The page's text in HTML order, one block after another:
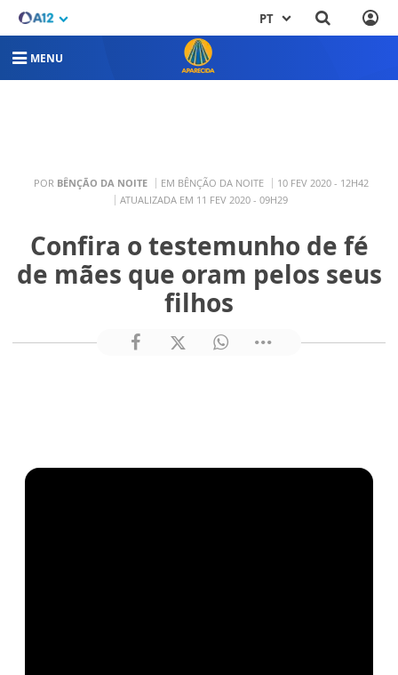
PT
MENU
POR BÊNÇÃO DA NOITE EM BÊNÇÃO DA NOITE
10 FEV 2020 - 12H42
ATUALIZADA EM 11 FEV 2020 - 09H29
Confira o testemunho de fé
de mães que oram pelos seus
filhos